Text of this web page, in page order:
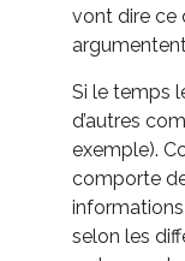
vont dire ce
Si le temps
d’autres
exemple).
comporte
selon les